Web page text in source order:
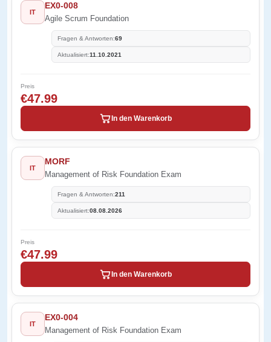
IT
EX0-008
Agile Scrum Foundation
Fragen & Antworten:69
Aktualisiert:11.10.2021
Preis
€47.99
In den Warenkorb
IT
MORF
Management of Risk Foundation Exam
Fragen & Antworten:211
Aktualisiert:08.08.2026
Preis
€47.99
In den Warenkorb
IT
EX0-004
Management of Risk Foundation Exam